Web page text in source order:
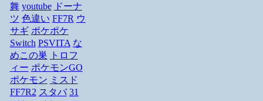
舞 youtube ドーナ
ツ 色違い FF7R ウ
サギ ポケポケ
Switch PSVITA な
めこの巣
トロフ
ィー ポケモンGO
ポケモン ミスド
FF7R2 スタバ 31